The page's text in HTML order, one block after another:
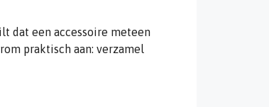
dat een accessoire meteen
praktisch aan: verzamel